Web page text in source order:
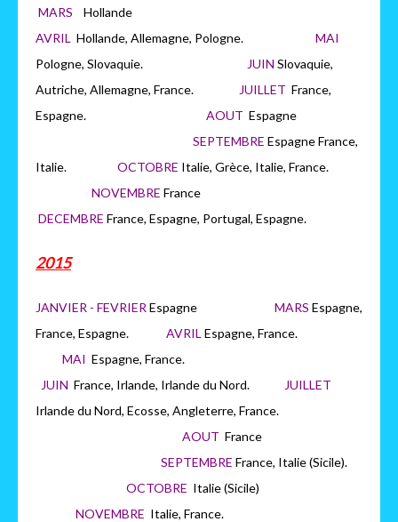
MARS Hollande
AVRIL Hollande, Allemagne, Pologne. MAI
Pologne, Slovaquie.
JUIN Slovaquie,
Autriche, Allemagne, France.
JUILLET France,
Espagne. AOUT Espagne
SEPTEMBRE Espagne France,
Italie. OCTOBRE Italie, Grèce, Italie, France.
NOVEMBRE France
DECEMBRE France, Espagne, Portugal, Espagne.
2015
JANVIER - FEVRIER Espagne MARS Espagne,
France, Espagne. AVRIL Espagne, France.
MAI Espagne, France.
JUIN France, Irlande, Irlande du Nord.
JUILLET
Irlande du Nord, Ecosse, Angleterre, France.
AOUT France
SEPTEMBRE France, Italie (Sicile).
OCTOBRE Italie (Sicile)
NOVEMBRE Italie, France.